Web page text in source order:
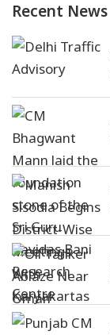
Recent News